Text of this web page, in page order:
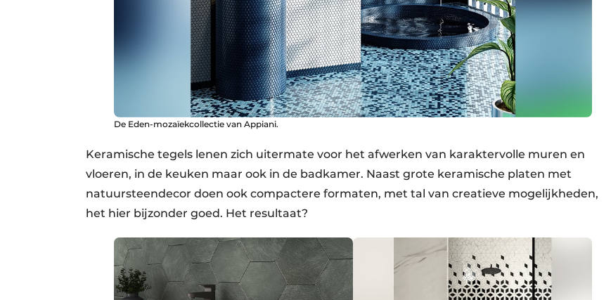
De Eden-mozaïekcollectie van Appiani.
Keramische tegels lenen zich uitermate voor het afwerken van karaktervolle muren en
vloeren, in de keuken maar ook in de badkamer. Naast grote keramische platen met
natuursteendecor doen ook compactere formaten, met tal van creatieve mogelijkheden,
het hier bijzonder goed. Het resultaat?